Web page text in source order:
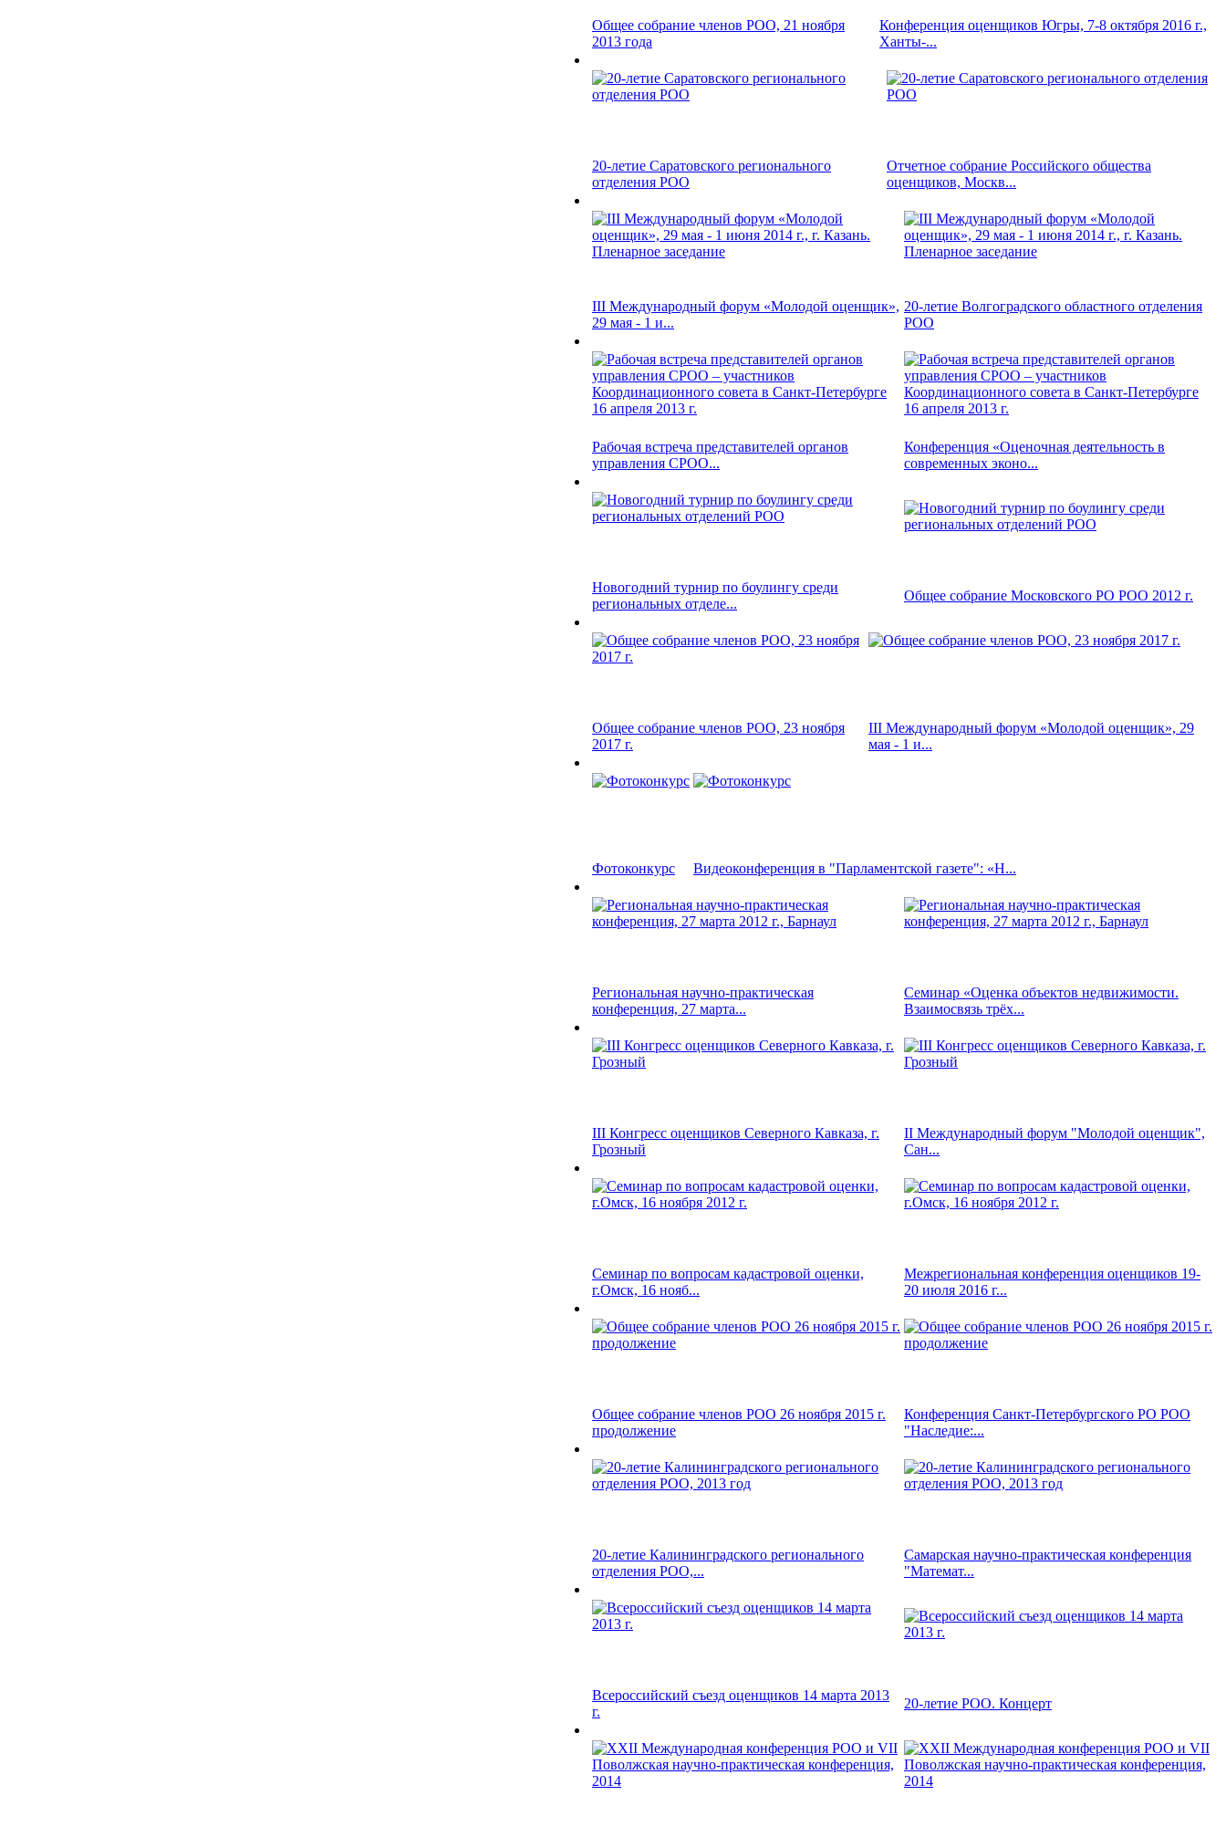
Общее собрание членов РОО, 21 ноября
2013 года
Конференция оценщиков Югры, 7-8 октября 2016 г.,
Ханты-...
20-летие Саратовского регионального
отделения РОО
Отчетное собрание Российского общества
оценщиков, Москв...
III Международный форум «Молодой оценщик»,
29 мая - 1 и...
20-летие Волгоградского областного отделения
РОО
Рабочая встреча представителей органов
управления СРОО...
Конференция «Оценочная деятельность в
современных эконо...
Новогодний турнир по боулингу среди
региональных отделе...
Общее собрание Московского РО РОО 2012 г.
Общее собрание членов РОО, 23 ноября
2017 г.
III Международный форум «Молодой оценщик», 29
мая - 1 и...
Фотоконкурс Видеоконференция в "Парламентской газете": «Н...
Региональная научно-практическая
конференция, 27 марта...
Семинар «Оценка объектов недвижимости.
Взаимосвязь трёх...
III Конгресс оценщиков Северного Кавказа, г.
Грозный
II Международный форум "Молодой оценщик",
Сан...
Семинар по вопросам кадастровой оценки,
г.Омск, 16 нояб...
Межрегиональная конференция оценщиков 19-
20 июля 2016 г...
Общее собрание членов РОО 26 ноября 2015 г.
продолжение
Конференция Санкт-Петербургского РО РОО
"Наследие:...
20-летие Калининградского регионального
отделения РОО,...
Самарская научно-практическая конференция
"Математ...
Всероссийский съезд оценщиков 14 марта 2013
г.
20-летие РОО. Концерт